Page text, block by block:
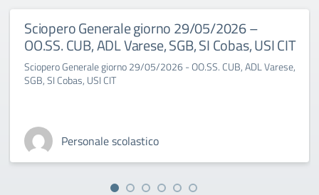
Sciopero Generale giorno 29/05/2026 –
OO.SS. CUB, ADL Varese, SGB, SI Cobas, USI CIT
Sciopero Generale giorno 29/05/2026 - OO.SS. CUB, ADL Varese,
SGB, SI Cobas, USI CIT
Personale scolastico